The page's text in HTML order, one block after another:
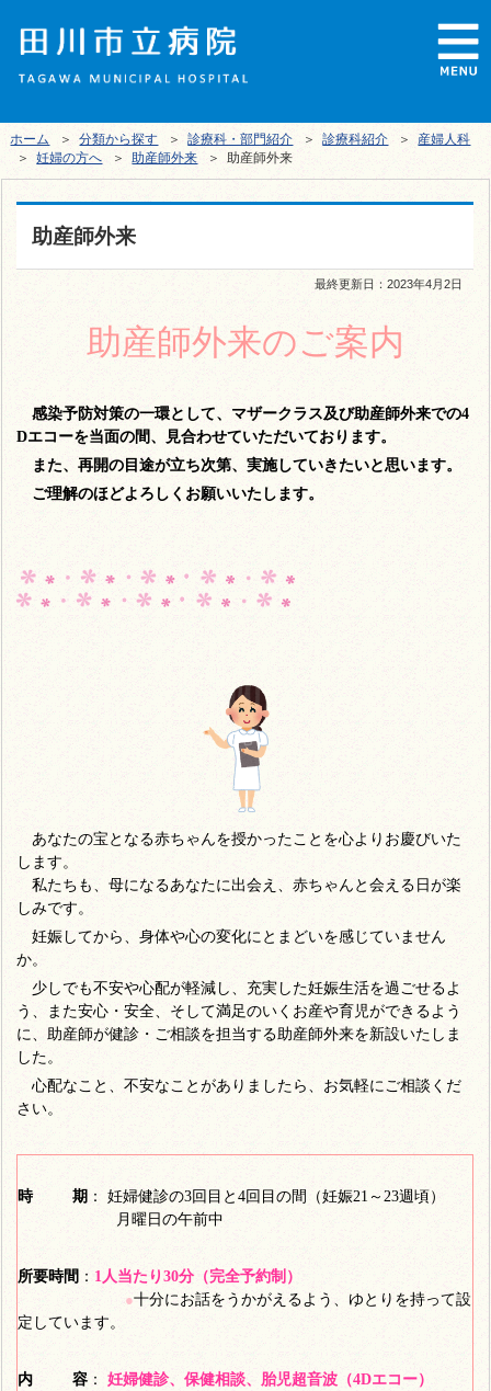
ホーム ＞分類から探す ＞診療科・部門紹介 ＞診療科紹介 ＞ 産婦人科
＞妊婦の方へ ＞ 助産師外来 ＞ 助産師外来
助産師外来
最終更新日：2023年4月2日
助産師外来のご案内
感染予防対策の一環として、マザークラス及び助産師外来での4
Dエコーを当面の間、見合わせていただいております。
また、再開の目途が立ち次第、実施していきたいと思います。
ご理解のほどよろしくお願いいたします。
あなたの宝となる赤ちゃんを授かったことを心よりお慶びいた
します。
私たちも、母になるあなたに出会え、赤ちゃんと会える日が楽
しみです。
妊娠してから、身体や心の変化にとまどいを感じていません
か。
少しでも不安や心配が軽減し、充実した妊娠生活を過ごせるよ
う、また安心・安全、そして満足のいくお産や育児ができるよう
に、助産師が健診・ご相談を担当する助産師外来を新設いたしま
した。
心配なこと、不安なことがありましたら、お気軽にご相談くだ
さい。
時 期 ： 妊婦健診の3回目と4回目の間（妊娠21～23週頃）
月曜日の午前中
所要時間 ： 1人当たり30分（完全予約制）
●十分にお話をうかがえるよう、ゆとりを持って設
定しています。
内 容 ：妊婦健診、保健相談、胎児超音波（4Dエコー）